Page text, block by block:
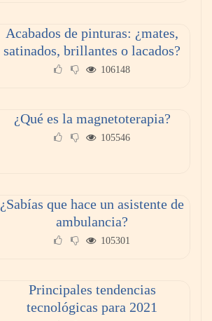
Acabados de pinturas: ¿mates,
satinados, brillantes o lacados?
106148
¿Qué es la magnetoterapia?
105546
¿Sabías que hace un asistente de
ambulancia?
105301
Principales tendencias
tecnológicas para 2021